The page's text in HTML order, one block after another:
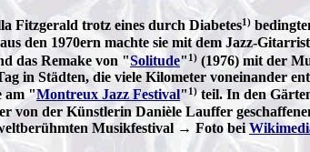
Fitzgerald trotz eines durch Diabetes1)
den 1970ern machte sie mit dem Jazz-
das Remake von "Solitude" 1) (1976) mit der
in Städten, die viele Kilometer voneinander
am "Montreux Jazz Festival" 1)teil. In den
von der Künstlerin Danièle Lauffer
Musikfestival → Foto bei